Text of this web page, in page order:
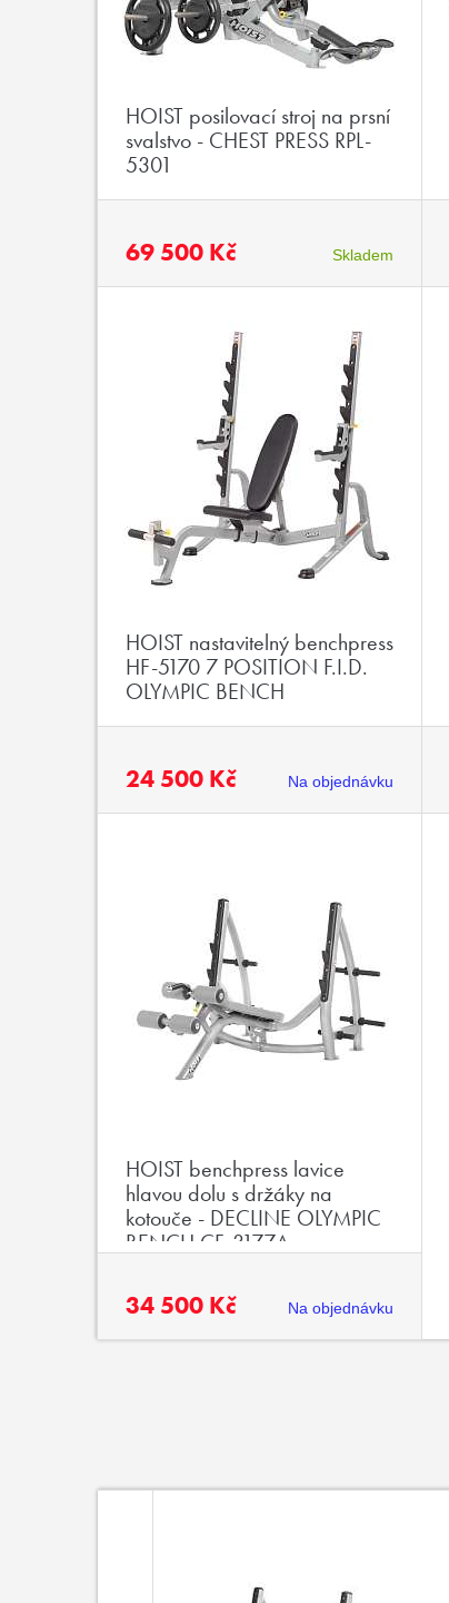
HOIST posilovací stroj na prsní
svalstvo - CHEST PRESS RPL-
5301
69 500 Kč Skladem
HOIST nastavitelný benchpress
HF-5170 7 POSITION F.I.D.
OLYMPIC BENCH
24 500 Kč Na objednávku
HOIST benchpress lavice
hlavou dolu s držáky na
kotouče - DECLINE OLYMPIC
BENCH CF-3177A
34 500 Kč Na objednávku